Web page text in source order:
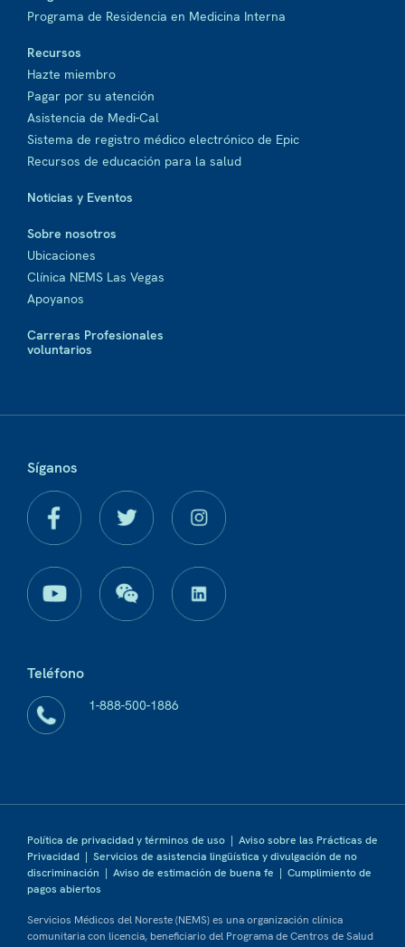
Programa de Residencia en Medicina Interna
Recursos
Hazte miembro
Pagar por su atención
Asistencia de Medi-Cal
Sistema de registro médico electrónico de Epic
Recursos de educación para la salud
Noticias y Eventos
Sobre nosotros
Ubicaciones
Clínica NEMS Las Vegas
Apoyanos
Carreras Profesionales
voluntarios
Síganos
Teléfono
1-888-500-1886
Política de privacidad y términos de uso | Aviso sobre las Prácticas de
Privacidad | Servicios de asistencia lingüística y divulgación de no
discriminación | Aviso de estimación de buena fe | Cumplimiento de
pagos abiertos
Servicios Médicos del Noreste (NEMS) es una organización clínica
comunitaria con licencia, beneficiario del Programa de Centros de Salud